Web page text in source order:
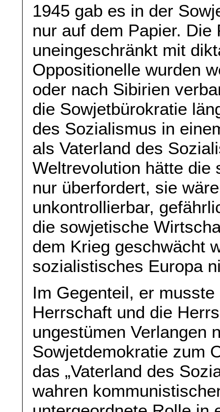
1945 gab es in der
nur auf dem Papier. Die
uneingeschränkt mit
Oppositionelle wurden
oder nach Sibirien
die Sowjetbürokratie
des Sozialismus in
als Vaterland des
Weltrevolution hätte die
nur überfordert, sie
unkontrollierbar,
die sowjetische
dem Krieg geschwächt
sozialistisches Europa
Im Gegenteil, er
Herrschaft und die
ungestümen Verlangen
Sowjetdemokratie zum
das „Vaterland des
wahren